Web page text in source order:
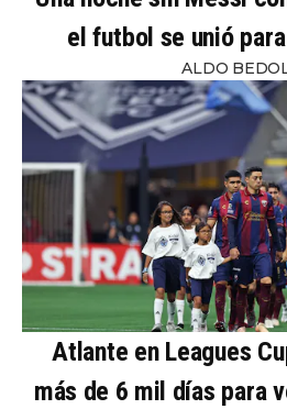
el futbol se unió
ALDO
Atlante en Leagues
más de 6 mil días para